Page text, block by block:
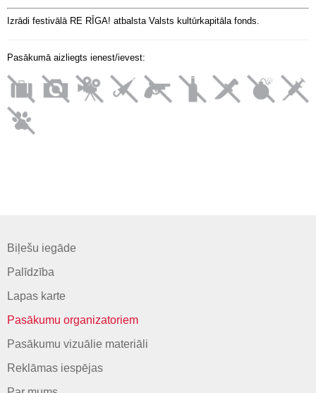
Izrādi festivālā RE RĪGA! atbalsta Valsts kultūrkapitāla fonds.
Pasākumā aizliegts ienest/ievest:
Biļešu iegāde
Palīdzība
Lapas karte
Pasākumu organizatoriem
Pasākumu vizuālie materiāli
Reklāmas iespējas